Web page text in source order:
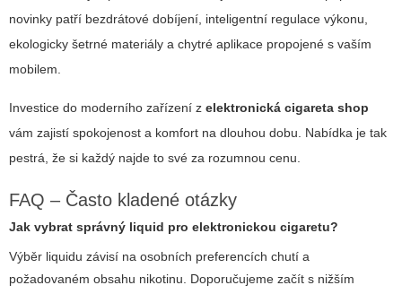
novinky patří bezdrátové dobíjení, inteligentní regulace výkonu,
ekologicky šetrné materiály a chytré aplikace propojené s vaším
mobilem.
Investice do moderního zařízení z elektronická cigareta shop
vám zajistí spokojenost a komfort na dlouhou dobu. Nabídka je tak
pestrá, že si každý najde to své za rozumnou cenu.
FAQ – Často kladené otázky
Jak vybrat správný liquid pro elektronickou cigaretu?
Výběr liquidu závisí na osobních preferencích chutí a
požadovaném obsahu nikotinu. Doporučujeme začít s nižším